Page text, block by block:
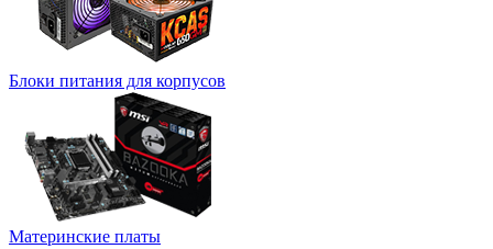
Блоки питания для корпусов
Материнские платы